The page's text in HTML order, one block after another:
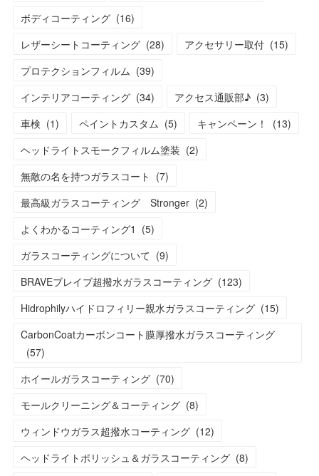
ボディコーティング (16)
レザーシートコーティング (28) アクセサリー取付 (15)
プロテクションフィルム (39)
インテリアコーティング (34) アクセス通販部♪ (3)
車検 (1) ペイントカスタム (5) キャンペーン！ (13)
ヘッドライトスモークフィルム塗装 (2)
無敵の名を持つガラスコート (7)
最高級ガラスコーティング Stronger (2)
よくわかるコーティング1 (5)
ガラスコーティングについて (9)
BRAVEブレイブ超撥水ガラスコーティング (123)
Hidrophilyハイドロフィリー親水ガラスコーティング (15)
CarbonCoatカーボンコート膜厚撥水ガラスコーティング
(57)
ホイールガラスコーティング (70)
モールクリーニング＆コーティング (8)
ウィンドウガラス超撥水コーティング (12)
ヘッドライトポリッシュ＆ガラスコーティング (8)